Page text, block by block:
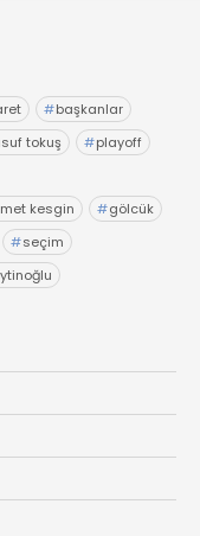
#başkanlar
tokuş #playoff
kesgin #gölcük
#seçim